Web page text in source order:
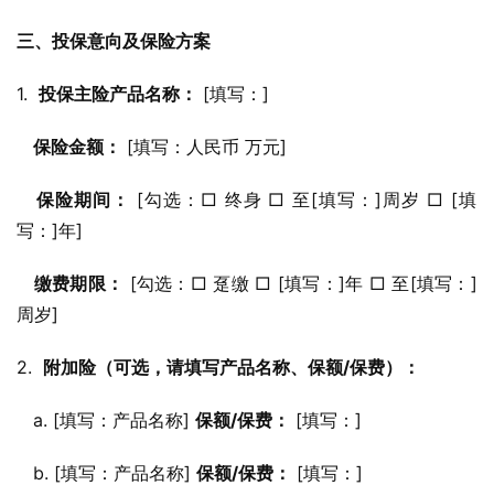
三、投保意向及保险方案
1. 投保主险产品名称： [填写：]
保险金额： [填写：人民币 万元]
保险期间：
[勾选：□ 终身 □ 至[填写：]周岁 □ [填
写：]年]
缴费期限：
[勾选：□ 趸缴 □ [填写：]年 □ 至[填写：]
周岁]
2. 附加险（可选，请填写产品名称、保额/保费）：
   a. [填写：产品名称]
保额/保费： [填写：]
   b. [填写：产品名称]
保额/保费： [填写：]